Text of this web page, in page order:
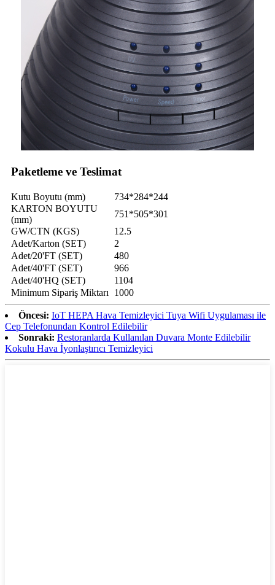
Paketleme ve Teslimat
Kutu Boyutu (mm)
734*284*244
KARTON BOYUTU
(mm)
751*505*301
GW/CTN (KGS)
12.5
Adet/Karton (SET)
2
Adet/20'FT (SET)
480
Adet/40'FT (SET)
966
Adet/40'HQ (SET)
1104
Minimum Sipariş Miktarı
1000
Öncesi: IoT HEPA Hava Temizleyici Tuya Wifi Uygulaması ile
Cep Telefonundan Kontrol Edilebilir
Sonraki: Restoranlarda Kullanılan Duvara Monte Edilebilir
Kokulu Hava İyonlaştırıcı Temizleyici